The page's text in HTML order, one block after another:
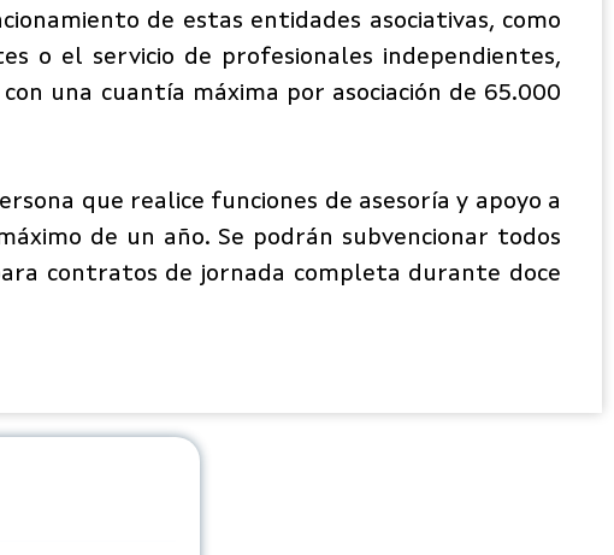
de estas entidades asociativas, como
o el servicio de profesionales independientes,
una cuantía máxima por asociación de 65.000
que realice funciones de asesoría y apoyo a
de un año. Se podrán subvencionar todos
contratos de jornada completa durante doce